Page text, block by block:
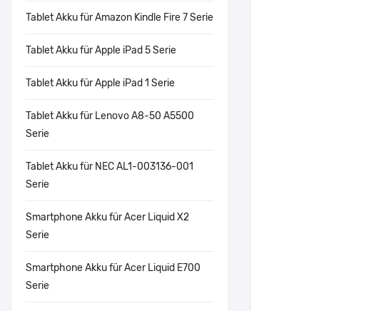
Tablet Akku für Amazon Kindle Fire 7 Serie
Tablet Akku für Apple iPad 5 Serie
Tablet Akku für Apple iPad 1 Serie
Tablet Akku für Lenovo A8-50 A5500
Serie
Tablet Akku für NEC AL1-003136-001
Serie
Smartphone Akku für Acer Liquid X2
Serie
Smartphone Akku für Acer Liquid E700
Serie